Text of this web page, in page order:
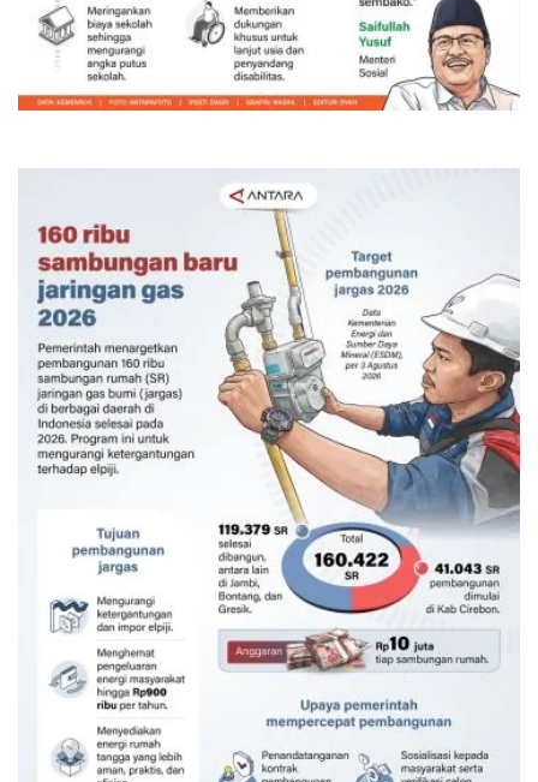
Bansos PKH dan BPNT triwulan III-
2026 mulai disalurkan
8 Agustus 2026